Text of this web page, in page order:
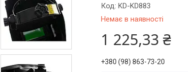
Немає в наявності
Код:KD-KD883
1 225,33 ₴
+380 (98) 863-73-20